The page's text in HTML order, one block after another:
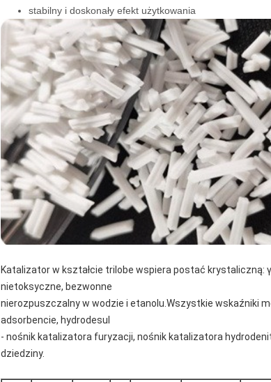
stabilny i doskonały efekt użytkowania
Katalizator w kształcie trilobe wspiera postać krystaliczną:
nietoksyczne, bezwonne
nierozpuszczalny w wodzie i etanolu.Wszystkie wskaźniki
adsorbencie, hydrodesul
- nośnik katalizatora furyzacji, nośnik katalizatora
dziedziny.